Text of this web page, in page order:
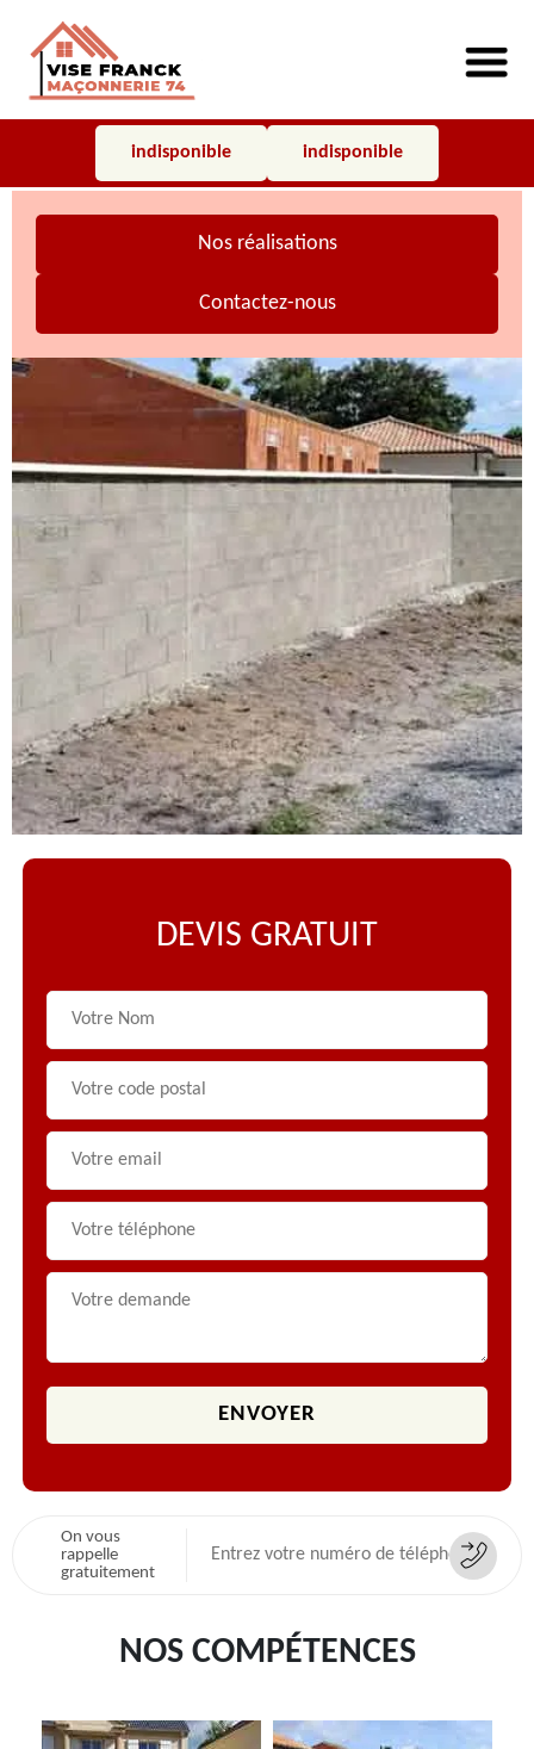
indisponible indisponible
Nos réalisations
Contactez-nous
DEVIS GRATUIT
On vous
rappelle
gratuitement
NOS COMPÉTENCES